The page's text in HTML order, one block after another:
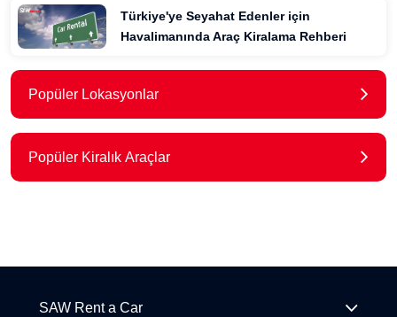
Türkiye'ye Seyahat Edenler için
Havalimanında Araç Kiralama Rehberi
Popüler Lokasyonlar
Popüler Kiralık Araçlar
SAW Rent a Car